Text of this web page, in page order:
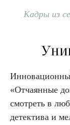
Кадры из
«Отчаянные
смотреть в
детектива и